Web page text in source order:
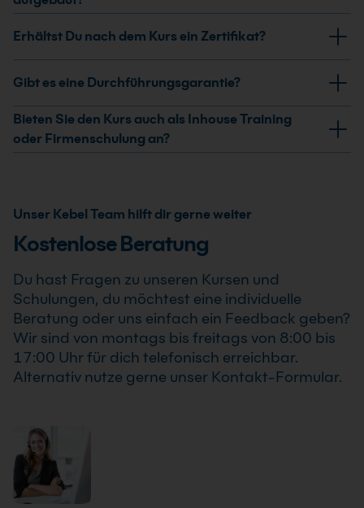
Firmen- oder Inhouse-Schulung für dein Team
verfügbar. Das passende Format wählst du nach
deinem Bedarf.
XML-Dokumente, XML-Editoren, DTD, XML-Schema,
CSS und XSLT. So verknüpfst du die Grundlagen direkt
mit Anwendungen aus der XML-Entwicklung.
Erhältst Du nach dem Kurs ein Zertifikat?
erhältst Du ein Teilnahmezertifikat. Dieses bestätigt
Deine erweiterten Kenntnisse im professionellen
Einsatz von XML Grundkurs .
Gibt es eine Durchführungsgarantie?
Ja, wir garantieren die Durchführung aller von uns
bestätigten Termine. Der XML Grundkurs findet auch
bereits ab einem Teilnehmer statt, sodass Du Deine
Bieten Sie den Kurs auch als Inhouse Training
oder Firmenschulung an?
Inhalte, Prozesse und Schwerpunkte passen wir
individuell an die Anforderungen Deines
Unser Kebel Team hilft dir gerne weiter
Kostenlose Beratung
Du hast Fragen zu unseren Kursen und
Schulungen, du möchtest eine individuelle
Beratung oder uns einfach ein Feedback geben?
Wir sind von montags bis freitags von 8:00 bis
17:00 Uhr für dich telefonisch erreichbar.
Alternativ nutze gerne unser Kontakt-Formular.